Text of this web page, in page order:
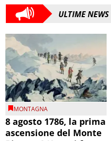
ULTIME NEWS
MONTAGNA
8 agosto 1786, la prima
ascensione del Monte